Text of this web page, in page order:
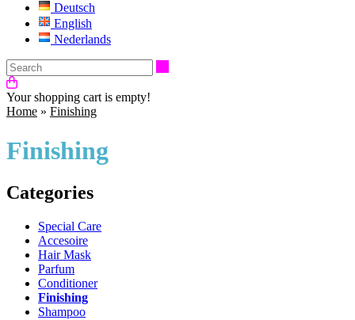
Deutsch
English
Nederlands
Your shopping cart is empty!
Home » Finishing
Finishing
Categories
Special Care
Accesoire
Hair Mask
Parfum
Conditioner
Finishing
Shampoo